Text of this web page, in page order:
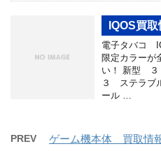
IQOS買取
電子タバコ
限定カラーが
い！ 新型 ３
３ ステラブ
ール …
PREV ゲーム機本体 買取情